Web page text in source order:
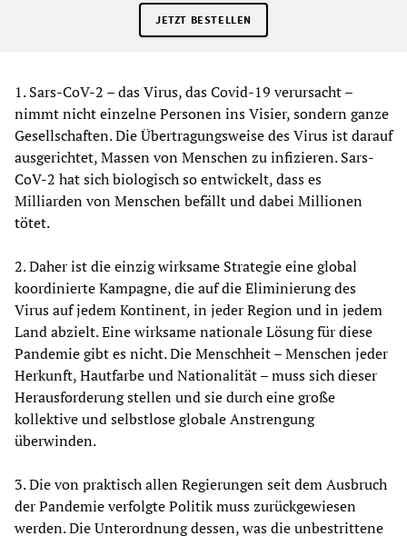
JETZT BESTELLEN
1. Sars-CoV-2 – das Virus, das Covid-19 verursacht –
nimmt nicht einzelne Personen ins Visier, sondern ganze
Gesellschaften. Die Übertragungsweise des Virus ist darauf
ausgerichtet, Massen von Menschen zu infizieren. Sars-
CoV-2 hat sich biologisch so entwickelt, dass es
Milliarden von Menschen befällt und dabei Millionen
tötet.
2. Daher ist die einzig wirksame Strategie eine global
koordinierte Kampagne, die auf die Eliminierung des
Virus auf jedem Kontinent, in jeder Region und in jedem
Land abzielt. Eine wirksame nationale Lösung für diese
Pandemie gibt es nicht. Die Menschheit – Menschen jeder
Herkunft, Hautfarbe und Nationalität – muss sich dieser
Herausforderung stellen und sie durch eine große
kollektive und selbstlose globale Anstrengung
überwinden.
3. Die von praktisch allen Regierungen seit dem Ausbruch
der Pandemie verfolgte Politik muss zurückgewiesen
werden. Die Unterordnung dessen, was die unbestrittene